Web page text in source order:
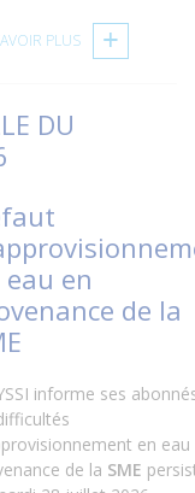
PLUS
DU
eau en
de la
informe ses
en eau
de la SME